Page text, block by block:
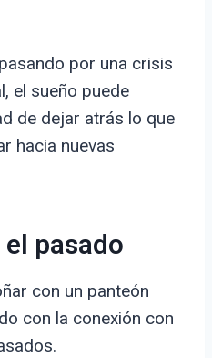
por una crisis
el sueño puede
de dejar atrás lo que
hacia nuevas
pasado
con un panteón
con la conexión con